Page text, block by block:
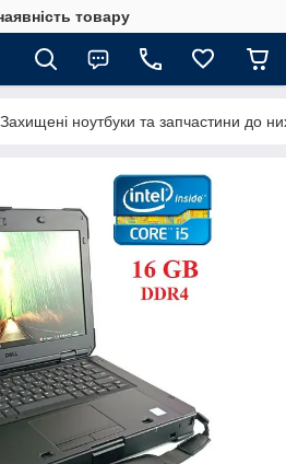
товару
Захищені ноутбуки та запчастини до